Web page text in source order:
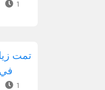
1
تمت
في
1